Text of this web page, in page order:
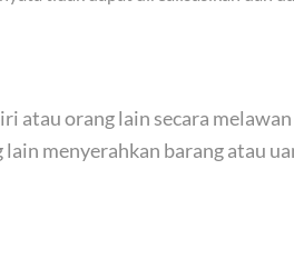
atau orang lain secara
menyerahkan barang atau